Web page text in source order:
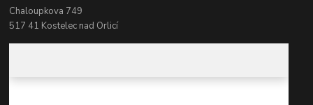
Chaloupkova 749
517 41 Kostelec nad Orlicí